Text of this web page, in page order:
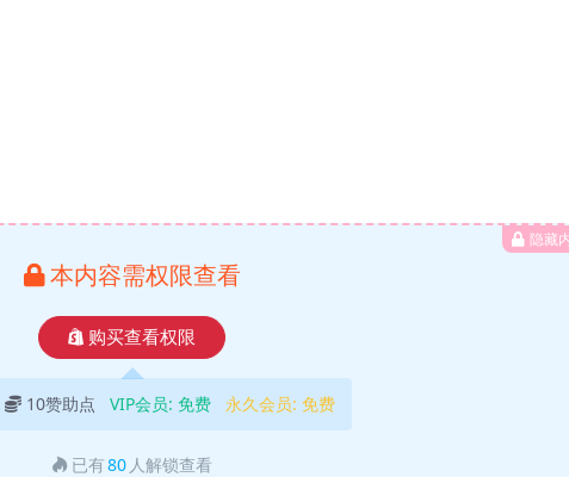
隐藏
本内容需权限查看
购买查看权限
10赞助点 VIP会员: 免费 永久会员: 免费
已有80 人解锁查看